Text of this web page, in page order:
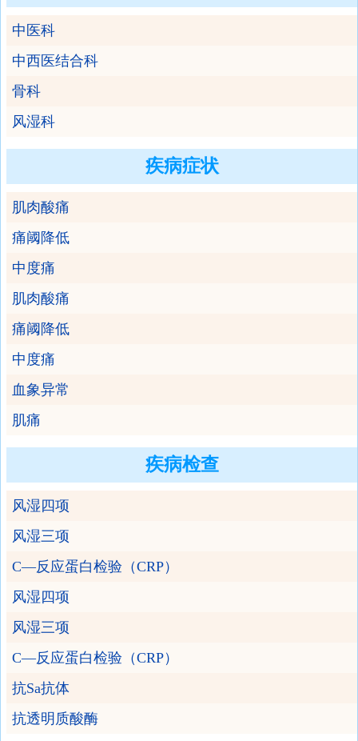
中医科
中西医结合科
骨科
风湿科
疾病症状
肌肉酸痛
痛阈降低
中度痛
肌肉酸痛
痛阈降低
中度痛
血象异常
肌痛
疾病检查
风湿四项
风湿三项
C—反应蛋白检验（CRP）
风湿四项
风湿三项
C—反应蛋白检验（CRP）
抗Sa抗体
抗透明质酸酶